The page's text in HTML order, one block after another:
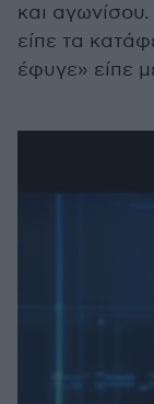
και
είπε τα
έφυγε» είπε